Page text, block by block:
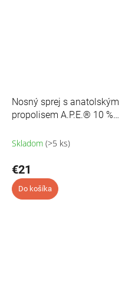
Nosný sprej s anatolským
propolisem A.P.E.® 10 %
Skladom (>5 ks)
€21
Do košíka